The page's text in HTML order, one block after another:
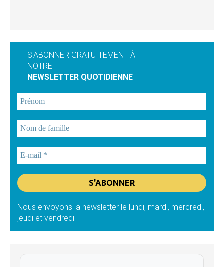
S'ABONNER GRATUITEMENT À
NOTRE
NEWSLETTER QUOTIDIENNE
Nous envoyons la newsletter le lundi, mardi, mercredi,
jeudi et vendredi